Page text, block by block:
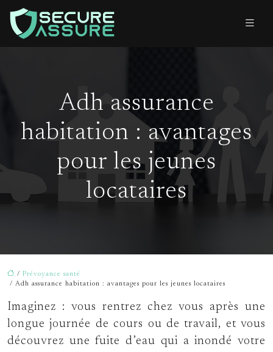
Adh assurance
habitation : avantages
pour les jeunes
locataires
/ Prévoyance santé
/ Adh assurance habitation : avantages pour les jeunes locataires
Imaginez : vous rentrez chez vous après une
longue journée de cours ou de travail, et vous
découvrez une fuite d’eau qui a inondé votre